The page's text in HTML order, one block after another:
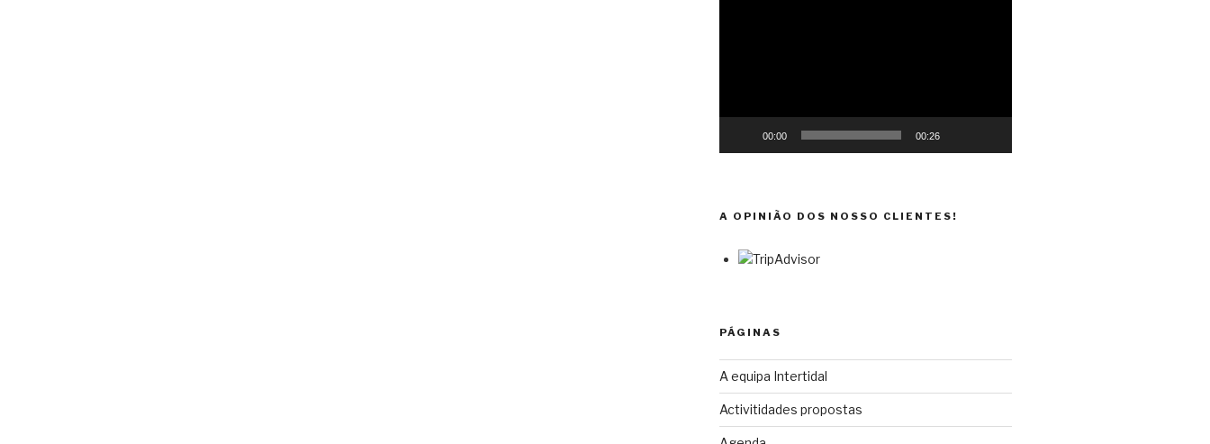
00:00 00:26
A OPINIÃO DOS NOSSO CLIENTES!
PÁGINAS
A equipa Intertidal
Activitidades propostas